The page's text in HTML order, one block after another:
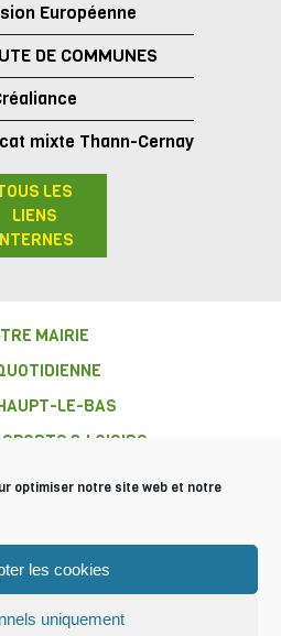
optimiser notre site web et notre
les cookies
uniquement
Européenne
DE COMMUNES
mixte Thann-Cernay
LES
LIENS
MAIRIE
LE-BAS
& LOISIRS
UTILES